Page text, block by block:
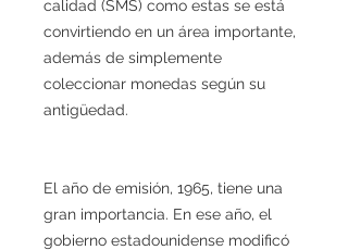
calidad (SMS) como estas se está
convirtiendo en un área importante,
además de simplemente
coleccionar monedas según su
antigüedad.
El año de emisión, 1965, tiene una
gran importancia. En ese año, el
gobierno estadounidense modificó